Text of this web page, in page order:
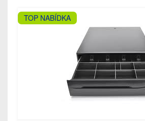
TOP NABÍDKA